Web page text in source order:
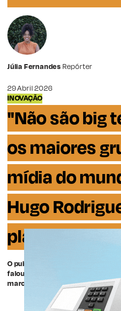
Júlia FernandesRepórter
29 Abril 2026
INOVAÇÃO
"Não são big
os maiores
mídia do
Hugo
plataformas
O publicitário esteve entre os
falou sobre os desafios da
marcado pelo excesso de